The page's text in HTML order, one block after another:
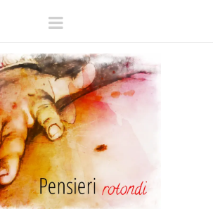
Navigation